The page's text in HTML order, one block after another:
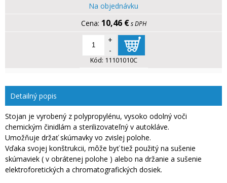
Na objednávku
10,46 € s DPH
+
-
Kód: 11101010C
Detailný popis
Stojan je vyrobený z polypropylénu, vysoko odolný voči
chemickým činidlám a sterilizovateľný v autokláve.
Umožňuje držať skúmavky vo zvislej polohe.
Vďaka svojej konštrukcii, môže byť tiež použitý na sušenie
skúmaviek ( v obrátenej polohe ) alebo na držanie a sušenie
elektroforetických a chromatografických dosiek.